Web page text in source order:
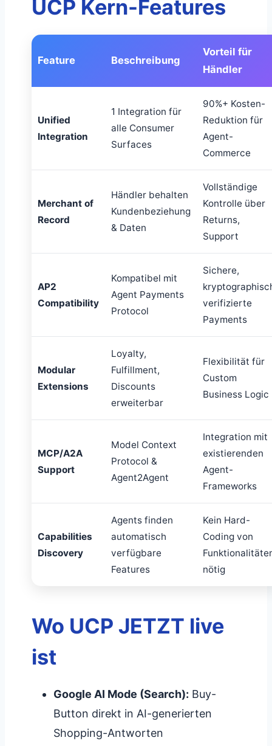
UCP Kern-Features
Feature Beschreibung
Vorteil für
Händler
Unified
Integration
1 Integration für
alle Consumer
Surfaces
90%+ Kosten-
Reduktion für
Agent-
Commerce
Merchant of
Record
Händler behalten
Kundenbeziehung
& Daten
Vollständige
Kontrolle über
Returns,
Support
AP2
Compatibility
Kompatibel mit
Agent Payments
Protocol
Sichere,
verifizierte
Payments
Modular
Extensions
Loyalty,
Fulfillment,
Discounts
erweiterbar
Flexibilität für
Custom
Business Logic
MCP/A2A
Support
Model Context
Protocol &
Agent2Agent
Integration mit
existierenden
Agent-
Frameworks
Capabilities
Discovery
Agents finden
automatisch
verfügbare
Features
Kein Hard-
Coding von
nötig
Wo UCP JETZT live
ist
Google AI Mode (Search): Buy-
Button direkt in AI-generierten
Shopping-Antworten